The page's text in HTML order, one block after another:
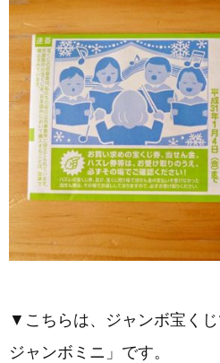
▼こちらは、ジャンボ宝く
ジャンボミニ」です。